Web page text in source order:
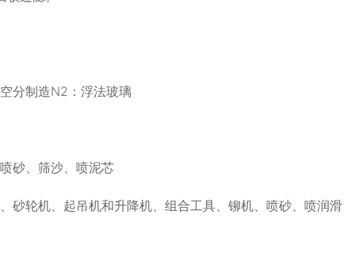
分制造N2：浮法玻璃
砂、筛沙、喷泥芯
砂轮机、起吊机和升降机、组合工具、铆机、喷砂、喷润滑